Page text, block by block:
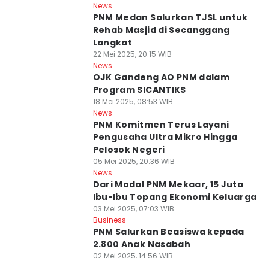
News
PNM Medan Salurkan TJSL untuk
Rehab Masjid di Secanggang
Langkat
22 Mei 2025, 20:15 WIB
News
OJK Gandeng AO PNM dalam
Program SICANTIKS
18 Mei 2025, 08:53 WIB
News
PNM Komitmen Terus Layani
Pengusaha Ultra Mikro Hingga
Pelosok Negeri
05 Mei 2025, 20:36 WIB
News
Dari Modal PNM Mekaar, 15 Juta
Ibu-Ibu Topang Ekonomi Keluarga
03 Mei 2025, 07:03 WIB
Business
PNM Salurkan Beasiswa kepada
2.800 Anak Nasabah
02 Mei 2025, 14:56 WIB